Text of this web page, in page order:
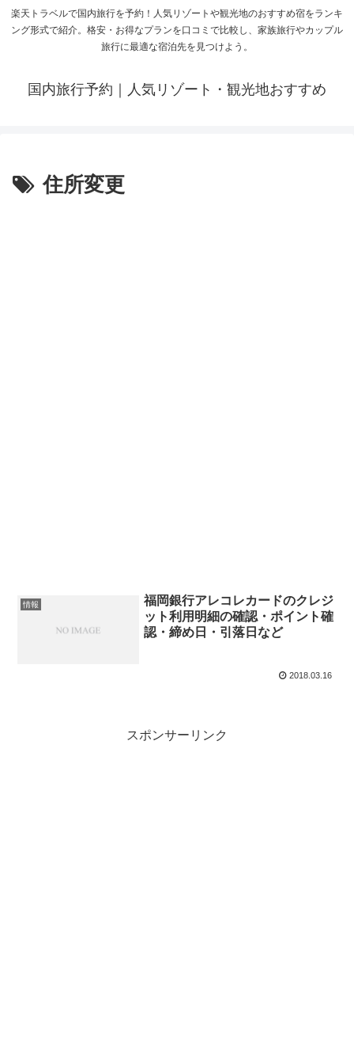
楽天トラベルで国内旅行を予約！人気リゾートや観光地のおすすめ宿をランキ
ング形式で紹介。格安・お得なプランを口コミで比較し、家族旅行やカップル
旅行に最適な宿泊先を見つけよう。
国内旅行予約｜人気リゾート・観光地おすすめ
住所変更
情報
福岡銀行アレコレカードのクレジ
ット利用明細の確認・ポイント確
認・締め日・引落日など
2018.03.16
スポンサーリンク